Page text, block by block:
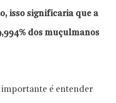
isso significaria que a
dos muçulmanos
é entender